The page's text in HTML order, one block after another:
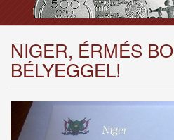
NIGER, ÉRMÉS
BÉLYEGGEL!